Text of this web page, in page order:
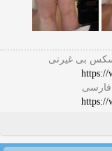
بی غیرتی
https://
فارسی
https://